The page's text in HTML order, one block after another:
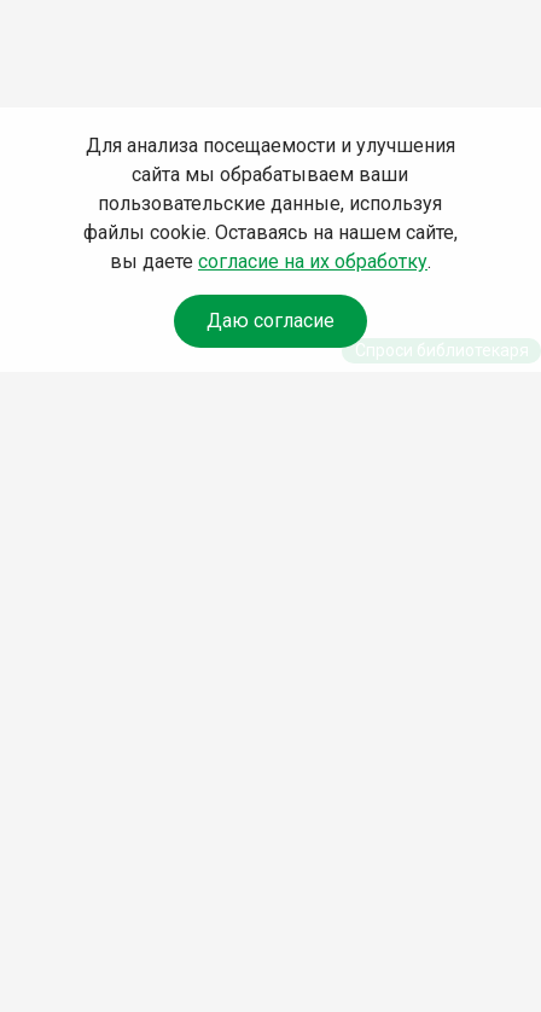
Для анализа посещаемости и улучшения
сайта мы обрабатываем ваши
пользовательские данные, используя
файлы cookie. Оставаясь на нашем сайте,
вы даете согласие на их обработку.
Даю согласие
Спроси библиотекаря